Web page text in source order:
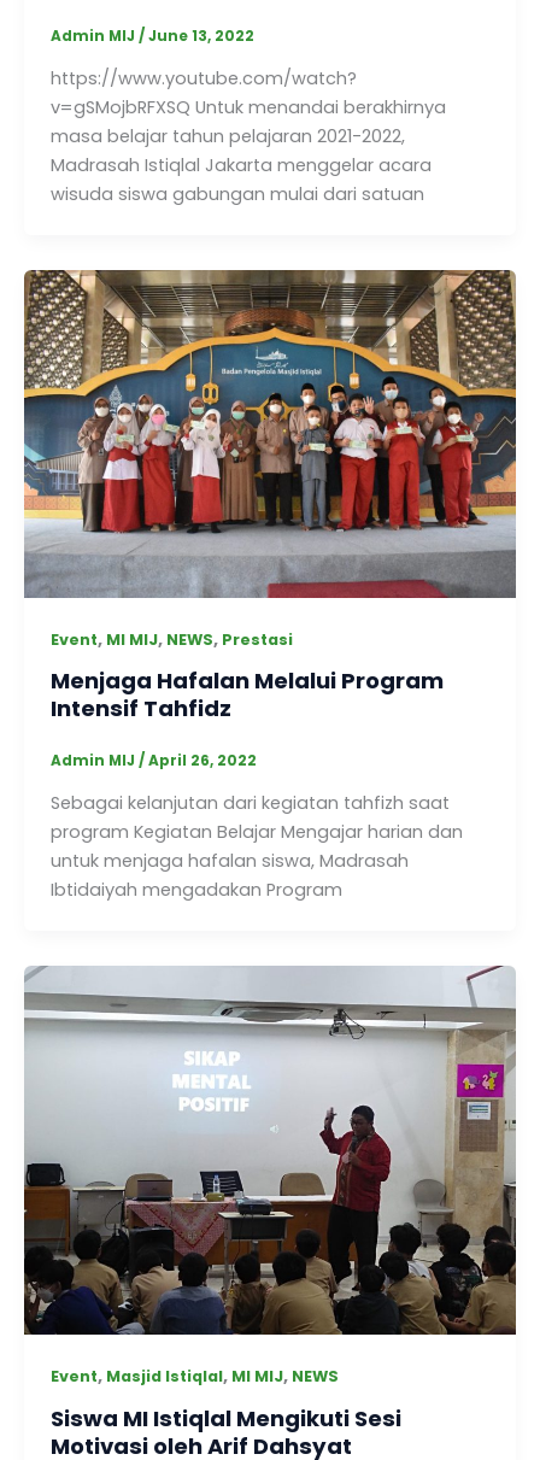
Admin MIJ /June 13, 2022
https://www.youtube.com/watch?
v=gSMojbRFXSQ Untuk menandai berakhirnya
masa belajar tahun pelajaran 2021-2022,
Madrasah Istiqlal Jakarta menggelar acara
wisuda siswa gabungan mulai dari satuan
Event, MI MIJ, NEWS, Prestasi
Menjaga Hafalan Melalui Program
Intensif Tahfidz
Admin MIJ /April 26, 2022
Sebagai kelanjutan dari kegiatan tahfizh saat
program Kegiatan Belajar Mengajar harian dan
untuk menjaga hafalan siswa, Madrasah
Ibtidaiyah mengadakan Program
Event, Masjid Istiqlal, MI MIJ, NEWS
Siswa MI Istiqlal Mengikuti Sesi
Motivasi oleh Arif Dahsyat